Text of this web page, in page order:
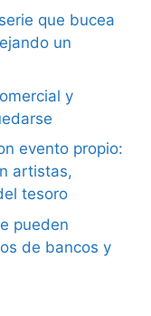
que bucea
un
y
evento propio:
artistas,
tesoro
pueden
de bancos y